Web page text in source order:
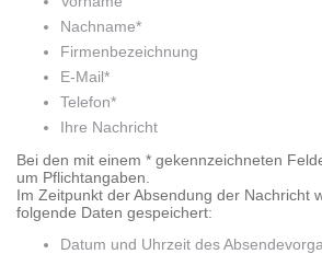
Nachname*
Firmenbezeichnung
E-Mail*
Telefon*
Ihre Nachricht
Bei den mit einem * gekennzeichneten
um Pflichtangaben.
Im Zeitpunkt der Absendung der Nachricht
folgende Daten gespeichert:
Datum und Uhrzeit des